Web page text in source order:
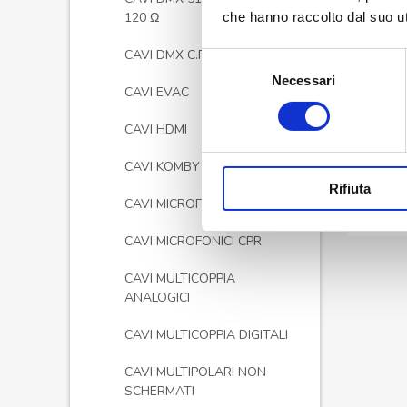
che hanno raccolto dal suo
Selezione
Necessari
Rifiuta
120 Ω
CAVI DMX C.P.R.
CAVI EVAC
CAVI HDMI
CAVI KOMBY
CAVI MICROFONICI
CAVI MICROFONICI CPR
CAVI MULTICOPPIA
ANALOGICI
CAVI MULTICOPPIA DIGITALI
CAVI MULTIPOLARI NON
SCHERMATI